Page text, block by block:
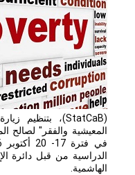
StatCaB)، بتنظيم
المعيشية والفقر" لصالح
الدراسية من قبل دائرة
الهاشمية.